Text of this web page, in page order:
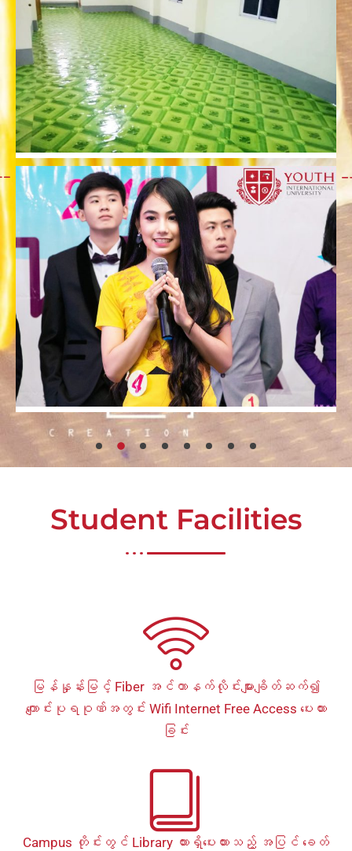
Student Facilities
မြန်နှုန်းမြင့် Fiber အင်တာနက်လိုင်းများချိတ်ဆက်၍
ကျောင်းပုရဝုဏ်အတွင်း Wifi Internet Free Access ပေးထား
ခြင်း​
Campus တိုင်းတွင် Library ထားရှိပေးထားသည့် အပြင် ခေတ်